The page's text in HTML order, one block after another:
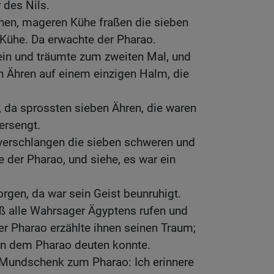
des Nils.
mageren Kühe fraßen die sieben
Da erwachte der Pharao.
und träumte zum zweiten Mal, und
Ähren auf einem einzigen Halm, die
sprossten sieben Ähren, die waren
die sieben schweren und
der Pharao, und siehe, es war ein
da war sein Geist beunruhigt.
alle Wahrsager Ägyptens rufen und
Pharao erzählte ihnen seinen Traum;
dem Pharao deuten konnte.
zum Pharao: Ich erinnere